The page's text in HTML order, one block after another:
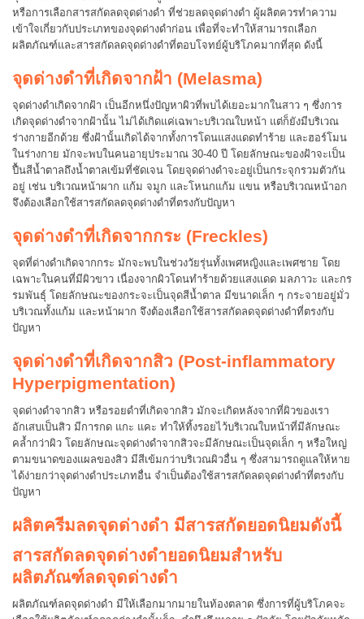
หรือการเลือกสารสกัดลดจุดด่างดำ ที่ช่วยลดจุดด่างดำ ผู้ผลิตควรทำความ
เข้าใจเกี่ยวกับประเภทของจุดด่างดำก่อน เพื่อที่จะทำให้สามารถเลือก
ผลิตภัณฑ์และสารสกัดลดจุดด่างดำที่ตอบโจทย์ผู้บริโภคมากที่สุด ดังนี้
จุดด่างดำที่เกิดจากฝ้า (Melasma)
จุดด่างดำเกิดจากฝ้า เป็นอีกหนึ่งปัญหาผิวที่พบได้เยอะมากในสาว ๆ ซึ่งการ
เกิดจุดด่างดำจากฝ้านั้น ไม่ได้เกิดแค่เฉพาะบริเวณใบหน้า แต่ก็ยังมีบริเวณ
ร่างกายอีกด้วย ซึ่งฝ้านั้นเกิดได้จากทั้งการโดนแสงแดดทำร้าย และฮอร์โมน
ในร่างกาย มักจะพบในคนอายุประมาณ 30-40 ปี โดยลักษณะของฝ้าจะเป็น
ปื้นสีน้ำตาลถึงน้ำตาลเข้มที่ชัดเจน โดยจุดด่างดำจะอยู่เป็นกระจุกรวมตัวกัน
อยู่ เช่น บริเวณหน้าผาก แก้ม จมูก และโหนกแก้ม แขน หรือบริเวณหน้าอก
จึงต้องเลือกใช้สารสกัดลดจุดด่างดำที่ตรงกับปัญหา
จุดด่างดำที่เกิดจากกระ (Freckles)
จุดที่ด่างดำเกิดจากกระ มักจะพบในช่วงวัยรุ่นทั้งเพศหญิงและเพศชาย โดย
เฉพาะในคนที่มีผิวขาว เนื่องจากผิวโดนทำร้ายด้วยแสงแดด มลภาวะ และกร
รมพันธ์ุ โดยลักษณะของกระจะเป็นจุดสีน้ำตาล มีขนาดเล็ก ๆ กระจายอยู่มั่ว
บริเวณทั้งแก้ม และหน้าผาก จึงต้องเลือกใช้สารสกัดลดจุดด่างดำที่ตรงกับ
ปัญหา
จุดด่างดำที่เกิดจากสิว (Post-inflammatory
Hyperpigmentation)
จุดด่างดำจากสิว หรือรอยดำที่เกิดจากสิว มักจะเกิดหลังจากที่ผิวของเรา
อักเสบเป็นสิว มีการกด แกะ แคะ ทำให้ทิ้งรอยไว้บริเวณใบหน้าที่มีลักษณะ
คล้ำกว่าผิว โดยลักษณะจุดด่างดำจากสิวจะมีลักษณะเป็นจุดเล็ก ๆ หรือใหญ่
ตามขนาดของแผลของสิว มีสีเข้มกว่าบริเวณผิวอื่น ๆ ซึ่งสามารถดูแลให้หาย
ได้ง่ายกว่าจุดด่างดำประเภทอื่น จำเป็นต้องใช้สารสกัดลดจุดด่างดำที่ตรงกับ
ปัญหา
ผลิตครีมลดจุดด่างดำ มีสารสกัดยอดนิยมดังนี้
สารสกัดลดจุดด่างดำยอดนิยมสำหรับ
ผลิตภัณฑ์ลดจุดด่างดำ
ผลิตภัณฑ์ลดจุดด่างดำ มีให้เลือกมากมายในท้องตลาด ซึ่งการที่ผู้บริโภคจะ